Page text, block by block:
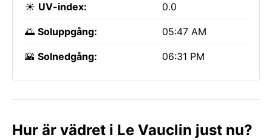
☀️ UV-index: 0.0
🌅 Soluppgång: 05:47 AM
🌇 Solnedgång: 06:31 PM
Hur är vädret i Le Vauclin just nu?